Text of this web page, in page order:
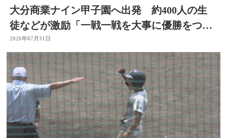
大分商業ナイン甲子園へ出発 約400人の生
徒などが激励「一戦一戦を大事に優勝をつか
み取って」
2026年07月31日